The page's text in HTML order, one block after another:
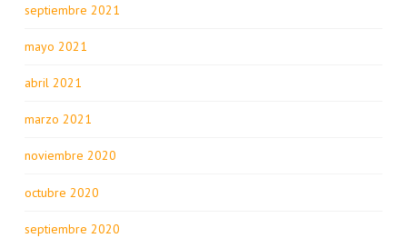
septiembre 2021
mayo 2021
abril 2021
marzo 2021
noviembre 2020
octubre 2020
septiembre 2020